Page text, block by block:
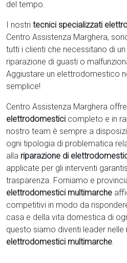
del tempo.
I nostri tecnici specializzati
Centro Assistenza Marghera,
tutti i clienti che necessitano di
riparazione di guasti o
Aggiustare un elettrodomestico
semplice!
Centro Assistenza Marghera
elettrodomestici completo e in
nostro team è sempre a
ogni tipologia di problematica
alla riparazione di
applicate per gli interventi
trasparenza. Forniamo e
elettrodomestici multimarche
competitivi in modo da
casa e della vita domestica di
questo siamo diventi leader nelle
elettrodomestici multimarche.